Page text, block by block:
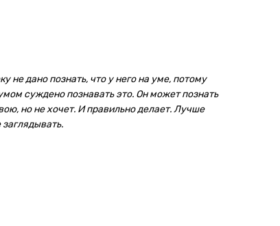
не дано познать, что у него на уме, потому
суждено познавать это. Он может познать
но не хочет. И правильно делает. Лучше
заглядывать.